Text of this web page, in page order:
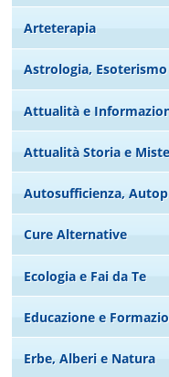
Arteterapia
Astrologia,
Attualità e
Attualità Storia e
Autosufficienza,
Cure Alternative
Ecologia e Fai da Te
Educazione e
Erbe, Alberi e Natura